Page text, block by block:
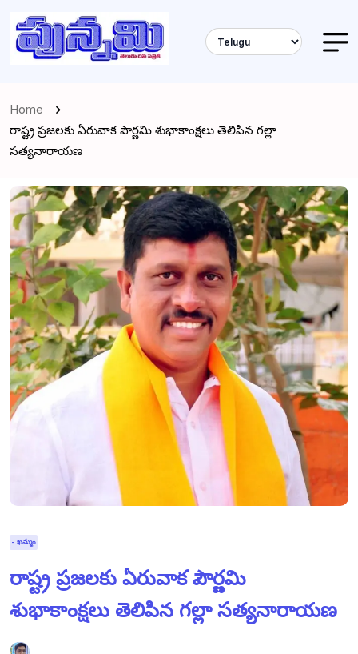
Home
రాష్ట్ర ప్రజలకు ఏరువాక పౌర్ణమి శుభాకాంక్షలు తెలిపిన గల్లా
సత్యనారాయణ
- ఖమ్మం
రాష్ట్ర ప్రజలకు ఏరువాక పౌర్ణమి
శుభాకాంక్షలు తెలిపిన గల్లా సత్యనారాయణ